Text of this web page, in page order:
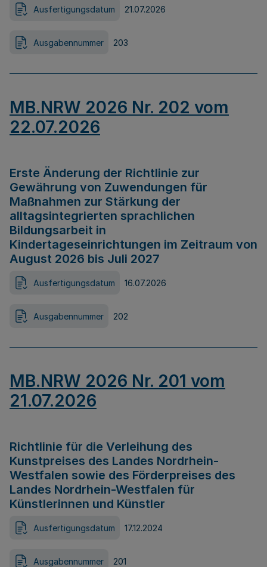
Ausfertigungsdatum 21.07.2026
Ausgabennummer 203
MB.NRW 2026 Nr. 202 vom
22.07.2026
Erste Änderung der Richtlinie zur
Gewährung von Zuwendungen für
Maßnahmen zur Stärkung der
alltagsintegrierten sprachlichen
Bildungsarbeit in
Kindertageseinrichtungen im Zeitraum von
August 2026 bis Juli 2027
Ausfertigungsdatum 16.07.2026
Ausgabennummer 202
MB.NRW 2026 Nr. 201 vom
21.07.2026
Richtlinie für die Verleihung des
Kunstpreises des Landes Nordrhein-
Westfalen sowie des Förderpreises des
Landes Nordrhein-Westfalen für
Künstlerinnen und Künstler
Ausfertigungsdatum 17.12.2024
Ausgabennummer 201